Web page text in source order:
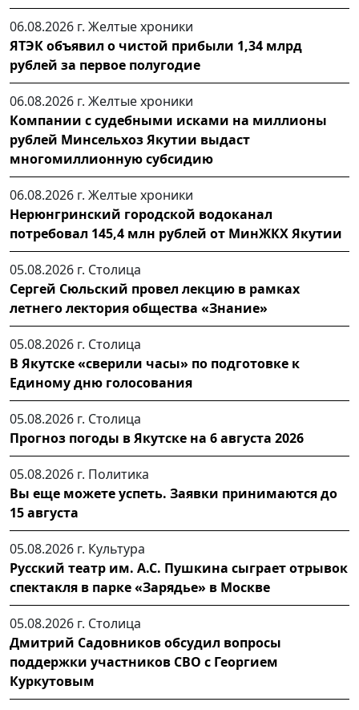
06.08.2026 г. Желтые хроники
ЯТЭК объявил о чистой прибыли 1,34 млрд
рублей за первое полугодие
06.08.2026 г. Желтые хроники
Компании с судебными исками на миллионы
рублей Минсельхоз Якутии выдаст
многомиллионную субсидию
06.08.2026 г. Желтые хроники
Нерюнгринский городской водоканал
потребовал 145,4 млн рублей от МинЖКХ Якутии
05.08.2026 г. Столица
Сергей Сюльский провел лекцию в рамках
летнего лектория общества «Знание»
05.08.2026 г. Столица
В Якутске «сверили часы» по подготовке к
Единому дню голосования
05.08.2026 г. Столица
Прогноз погоды в Якутске на 6 августа 2026
05.08.2026 г. Политика
Вы еще можете успеть. Заявки принимаются до
15 августа
05.08.2026 г. Культура
Русский театр им. А.С. Пушкина сыграет отрывок
спектакля в парке «Зарядье» в Москве
05.08.2026 г. Столица
Дмитрий Садовников обсудил вопросы
поддержки участников СВО с Георгием
Куркутовым